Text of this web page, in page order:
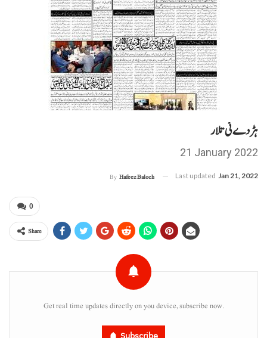
ہڑدے ئی تلار
21 January 2022
By Hafeez Baloch Last updated Jan 21, 2022
0
Share
Get real time updates directly on you device, subscribe now.
Subscribe